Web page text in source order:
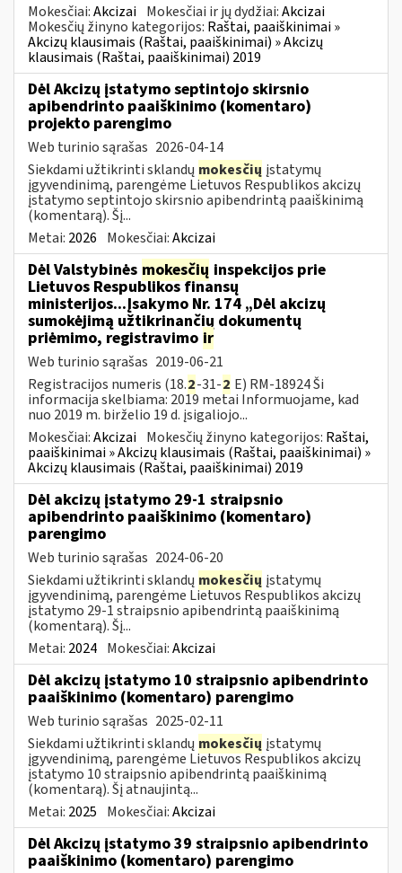
Mokesčiai:Akcizai Mokesčiai ir jų dydžiai:Akcizai
Mokesčių žinyno kategorijos: Raštai, paaiškinimai »
Akcizų klausimais (Raštai, paaiškinimai) » Akcizų
klausimais (Raštai, paaiškinimai) 2019
Dėl Akcizų įstatymo septintojo skirsnio
apibendrinto paaiškinimo (komentaro)
projekto parengimo
Web turinio sąrašas 2026-04-14
Siekdami užtikrinti sklandų mokesčių įstatymų
įgyvendinimą, parengėme Lietuvos Respublikos akcizų
įstatymo septintojo skirsnio apibendrintą paaiškinimą
(komentarą). Šį...
Metai: 2026 Mokesčiai:Akcizai
Dėl Valstybinės mokesčių inspekcijos prie
Lietuvos Respublikos finansų
ministerijos...Įsakymo Nr. 174 „Dėl akcizų
sumokėjimą užtikrinančių dokumentų
priėmimo, registravimo ir
Web turinio sąrašas 2019-06-21
Registracijos numeris (18.2-31-2 E) RM-18924 Ši
informacija skelbiama: 2019 metai Informuojame, kad
nuo 2019 m. birželio 19 d. įsigaliojo...
Mokesčiai:Akcizai Mokesčių žinyno kategorijos: Raštai,
paaiškinimai » Akcizų klausimais (Raštai, paaiškinimai) »
Akcizų klausimais (Raštai, paaiškinimai) 2019
Dėl akcizų įstatymo 29-1 straipsnio
apibendrinto paaiškinimo (komentaro)
parengimo
Web turinio sąrašas 2024-06-20
Siekdami užtikrinti sklandų mokesčių įstatymų
įgyvendinimą, parengėme Lietuvos Respublikos akcizų
įstatymo 29-1 straipsnio apibendrintą paaiškinimą
(komentarą). Šį...
Metai: 2024 Mokesčiai:Akcizai
Dėl akcizų įstatymo 10 straipsnio apibendrinto
paaiškinimo (komentaro) parengimo
Web turinio sąrašas 2025-02-11
Siekdami užtikrinti sklandų mokesčių įstatymų
įgyvendinimą, parengėme Lietuvos Respublikos akcizų
įstatymo 10 straipsnio apibendrintą paaiškinimą
(komentarą). Šį atnaujintą...
Metai: 2025 Mokesčiai:Akcizai
Dėl Akcizų įstatymo 39 straipsnio apibendrinto
paaiškinimo (komentaro) parengimo